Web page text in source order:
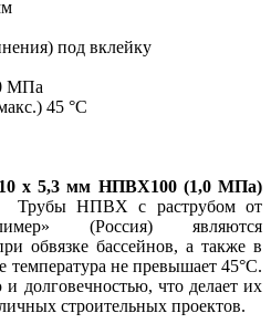
под вклейку
МПа
45 °C
х 5,3 мм НПВХ100 (1,0 МПа)
Трубы НПВХ с раструбом от
(Россия) являются
обвязке бассейнов, а также в
температура не превышает 45°С.
долговечностью, что делает их
строительных проектов.